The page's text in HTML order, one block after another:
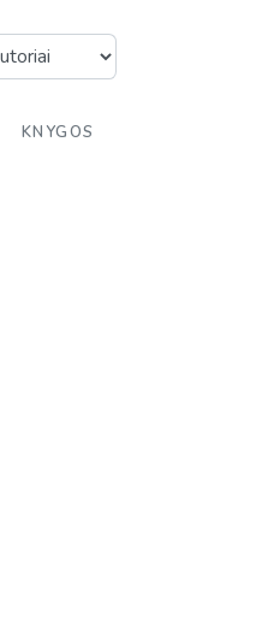
KNYGOS